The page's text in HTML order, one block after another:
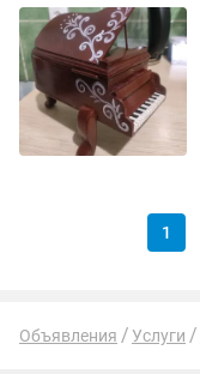
1
Объявления Услуги